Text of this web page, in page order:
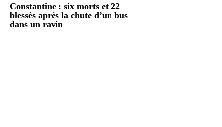
Constantine : six morts et 22
blessés après la chute d’un bus
dans un ravin